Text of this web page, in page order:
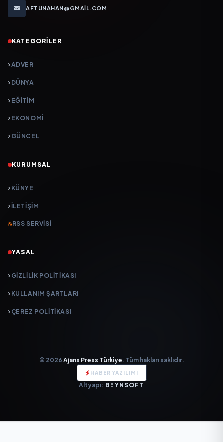
AFTUNAHAN@GMAIL.COM
KATEGORILER
ADVER
DÜNYA
EĞİTİM
EKONOMİ
GÜNCEL
KURUMSAL
KÜNYE
İLETIŞIM
RSS SERVISI
YASAL
GIZLILIK POLITIKASI
KULLANIM ŞARTLARI
ÇEREZ POLITIKASI
© 2026 Ajans Press Türkiye. Tüm hakları saklıdır.
HABER YAZILIMI
Altyapı: BEYNSOFT